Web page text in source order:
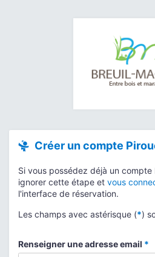
Créer un compte
Si vous possédez déjà un
ignorer cette étape et vous
l'interface de réservation.
Les champs avec astérisque (*)
Renseigner une adresse email *